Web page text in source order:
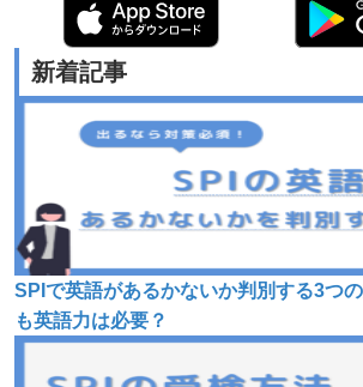
新着記事
SPIで英語があるかないか判別する3つ
も英語力は必要？